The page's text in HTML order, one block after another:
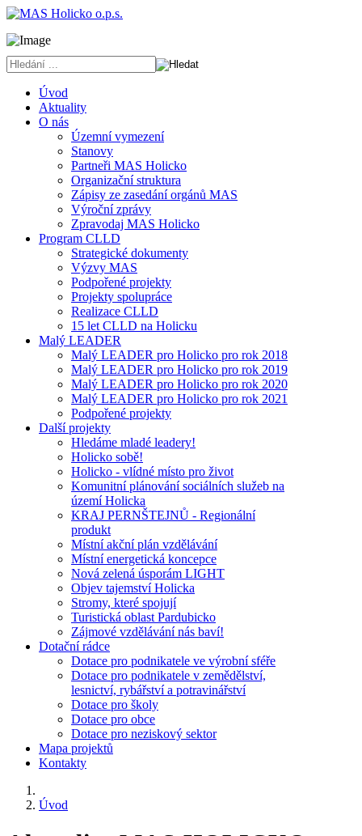
Úvod
Aktuality
O nás
Územní vymezení
Stanovy
Partneři MAS Holicko
Organizační struktura
Zápisy ze zasedání orgánů MAS
Výroční zprávy
Zpravodaj MAS Holicko
Program CLLD
Strategické dokumenty
Výzvy MAS
Podpořené projekty
Projekty spolupráce
Realizace CLLD
15 let CLLD na Holicku
Malý LEADER
Malý LEADER pro Holicko pro rok 2018
Malý LEADER pro Holicko pro rok 2019
Malý LEADER pro Holicko pro rok 2020
Malý LEADER pro Holicko pro rok 2021
Podpořené projekty
Další projekty
Hledáme mladé leadery!
Holicko sobě!
Holicko - vlídné místo pro život
Komunitní plánování sociálních služeb na
území Holicka
KRAJ PERNŠTEJNŮ - Regionální
produkt
Místní akční plán vzdělávání
Místní energetická koncepce
Nová zelená úsporám LIGHT
Objev tajemství Holicka
Stromy, které spojují
Turistická oblast Pardubicko
Zájmové vzdělávání nás baví!
Dotační rádce
Dotace pro podnikatele ve výrobní sféře
Dotace pro podnikatele v zemědělství,
lesnictví, rybářství a potravinářství
Dotace pro školy
Dotace pro obce
Dotace pro neziskový sektor
Mapa projektů
Kontakty
Úvod